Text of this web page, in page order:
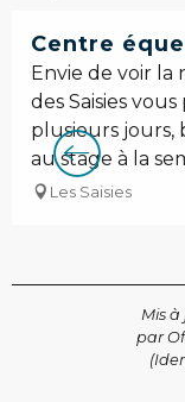
Centre
Envie de voir
des Saisies
plusieurs jours,
au stage à la
Les Saisies
Mis à
par